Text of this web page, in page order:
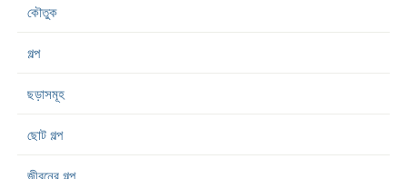
কৌতুক
গল্প
ছড়াসমূহ
ছোট গল্প
জীবনের গল্প